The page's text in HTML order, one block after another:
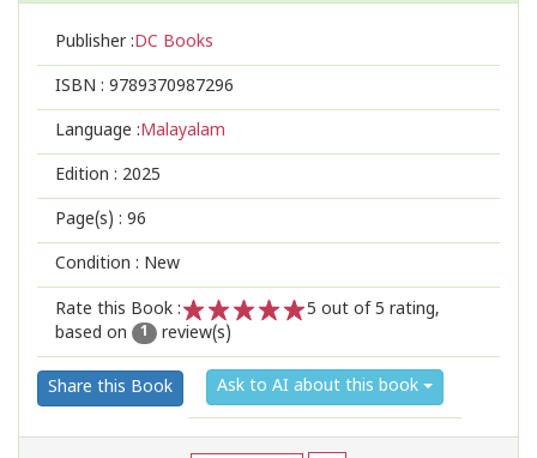
Publisher :DC Books
ISBN : 9789370987296
Language :Malayalam
Edition : 2025
Page(s) : 96
Condition : New
Rate this Book :
2
1
5 out of 5 rating,
based on
1 review(s)
Share this Book Ask to AI about this book